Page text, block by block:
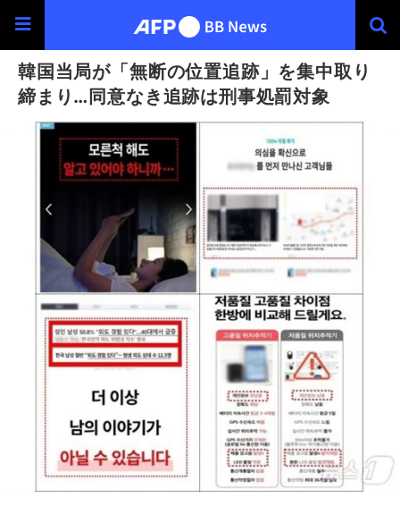
韓国当局が「無断の位置追跡」を集中取り
締まり…同意なき追跡は刑事処罰対象